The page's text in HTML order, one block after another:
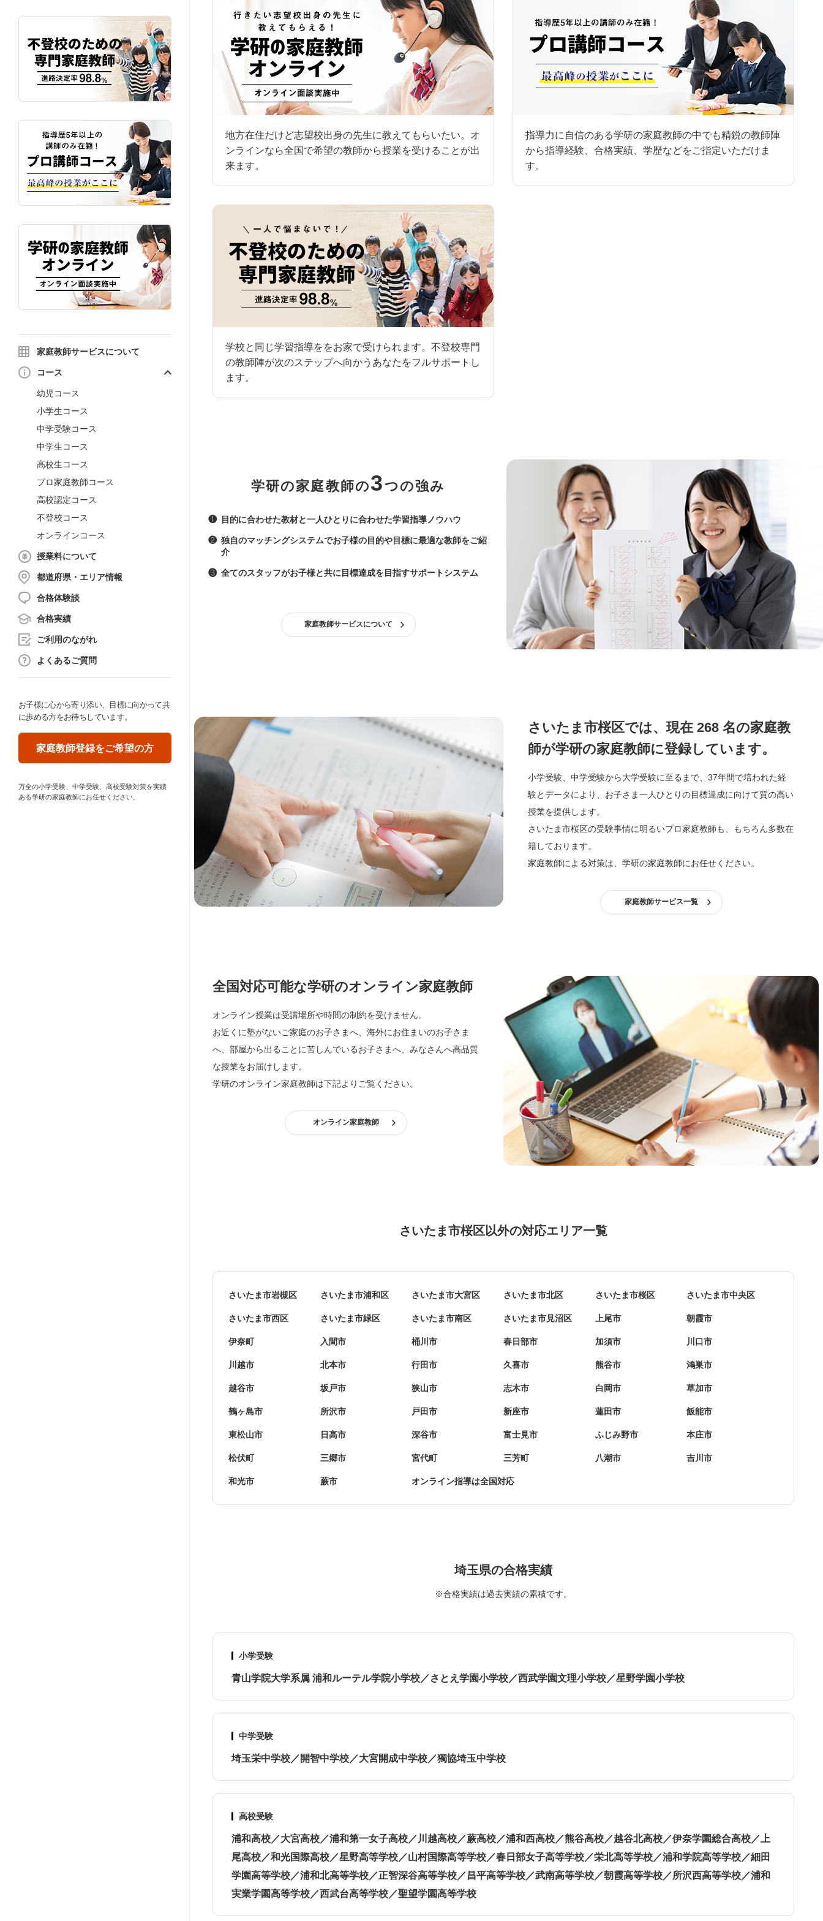
家庭教師サービスについて
コース
幼児コース
小学生コース
中学受験コース
中学生コース
高校生コース
プロ家庭教師コース
高校認定コース
不登校コース
オンラインコース
授業料について
都道府県・エリア情報
合格体験談
合格実績
ご利用のながれ
よくあるご質問
お子様に心から寄り添い、目標に向かって共
に歩める方をお待ちしています。
家庭教師登録をご希望の方
万全の小学受験、中学受験、高校受験対策を実績
ある学研の家庭教師にお任せください。
地方在住だけど志望校出身の先生に教えてもらいたい。オ
ンラインなら全国で希望の教師から授業を受けることが出
来ます。
指導力に自信のある学研の家庭教師の中でも精鋭の教師陣
から指導経験、合格実績、学歴などをご指定いただけま
す。
学校と同じ学習指導ををお家で受けられます。不登校専門
の教師陣が次のステップへ向かうあなたをフルサポートし
ます。
学研の家庭教師の3つの強み
❶ 目的に合わせた教材と一人ひとりに合わせた学習指導ノウハウ
❷ 独自のマッチングシステムでお子様の目的や目標に最適な教師をご紹
介
❸ 全てのスタッフがお子様と共に目標達成を目指すサポートシステム
家庭教師サービスについて
さいたま市桜区では、現在 268 名の家庭教
師が学研の家庭教師に登録しています。
小学受験、中学受験から大学受験に至るまで、37年間で培われた経
験とデータにより、お子さま一人ひとりの目標達成に向けて質の高い
授業を提供します。
さいたま市桜区の受験事情に明るいプロ家庭教師も、もちろん多数在
籍しております。
家庭教師による対策は、学研の家庭教師にお任せください。
家庭教師サービス一覧
全国対応可能な学研のオンライン家庭教師
オンライン授業は受講場所や時間の制約を受けません。
お近くに塾がないご家庭のお子さまへ、海外にお住まいのお子さま
へ、部屋から出ることに苦しんでいるお子さまへ、みなさんへ高品質
な授業をお届けします。
学研のオンライン家庭教師は下記よりご覧ください。
オンライン家庭教師
さいたま市桜区以外の対応エリア一覧
さいたま市岩槻区 さいたま市浦和区 さいたま市大宮区 さいたま市北区 さいたま市桜区 さいたま市中央区
さいたま市西区 さいたま市緑区 さいたま市南区 さいたま市見沼区 上尾市 朝霞市
伊奈町 入間市 桶川市 春日部市 加須市 川口市
川越市 北本市 行田市 久喜市 熊谷市 鴻巣市
越谷市 坂戸市 狭山市 志木市 白岡市 草加市
鶴ヶ島市 所沢市 戸田市 新座市 蓮田市 飯能市
東松山市 日高市 深谷市 富士見市 ふじみ野市 本庄市
松伏町 三郷市 宮代町 三芳町 八潮市 吉川市
和光市 蕨市 オンライン指導は全国対応
埼玉県の合格実績
※合格実績は過去実績の累積です。
小学受験
青山学院大学系属 浦和ルーテル学院小学校／さとえ学園小学校／西武学園文理小学校／星野学園小学校
中学受験
埼玉栄中学校／開智中学校／大宮開成中学校／獨協埼玉中学校
高校受験
浦和高校／大宮高校／浦和第一女子高校／川越高校／蕨高校／浦和西高校／熊谷高校／越谷北高校／伊奈学園総合高校／上
尾高校／和光国際高校／星野高等学校／山村国際高等学校／春日部女子高等学校／栄北高等学校／浦和学院高等学校／細田
学園高等学校／浦和北高等学校／正智深谷高等学校／昌平高等学校／武南高等学校／朝霞高等学校／所沢西高等学校／浦和
実業学園高等学校／西武台高等学校／聖望学園高等学校